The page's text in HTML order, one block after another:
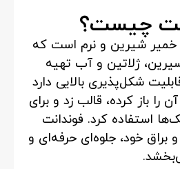
چیست؟
خمیر شیرین و نرم است که
ژلاتین و آب تهیه
شکل‌پذیری بالایی دارد
را باز کرده، قالب زد و برای
استفاده کرد. فوندانت
خود، جلوه‌ای حرفه‌ای و